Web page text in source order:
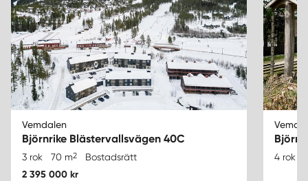
Vemdalen
Björnrike Blästervallsvägen 40C
3 rok 70 m2 Bostadsrätt
2 395 000 kr
4 rok